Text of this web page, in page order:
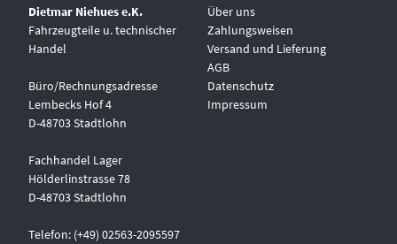
Dietmar Niehues e.K.
Fahrzeugteile u. technischer
Handel
Büro/Rechnungsadresse
Lembecks Hof 4
D-48703 Stadtlohn
Fachhandel Lager
Hölderlinstrasse 78
D-48703 Stadtlohn
Telefon: (+49) 02563-2095597
Über uns
Zahlungsweisen
Versand und Lieferung
AGB
Datenschutz
Impressum